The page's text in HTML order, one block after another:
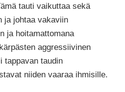
tauti vaikuttaa sekä
ja johtaa vakaviin
ja hoitamattomana
aggressiivinen
tappavan taudin
niiden vaaraa ihmisille.